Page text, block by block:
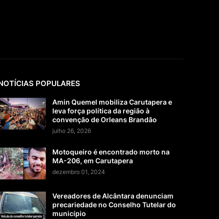
POPULARES
Amin Quemel mobiliza Carutapera e
leva força política da região à
convenção de Orleans Brandão
julho 26, 2026
Motoqueiro é encontrado morto na
MA-206, em Carutapera
dezembro 01, 2024
Vereadores de Alcântara denunciam
precariedade no Conselho Tutelar do
município